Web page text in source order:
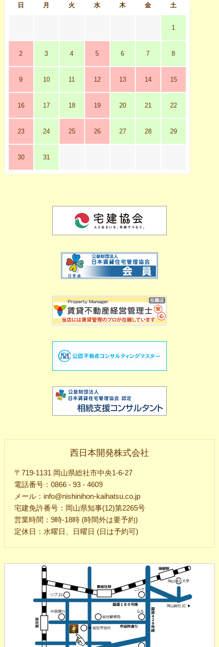
日 月 火 水 木 金 土
1
2 3 4 5 6 7 8
9 10 11 12 13 14 15
16 17 18 19 20 21 22
23 24 25 26 27 28 29
30 31
西日本開発株式会社
〒719-1131 岡山県総社市中央1-6-27
電話番号：0866 - 93 - 4609
メール：info@nishinihon-kaihatsu.co.jp
宅建免許番号：岡山県知事(12)第2265号
営業時間：9時-18時 (時間外は要予約)
定休日：水曜日、日曜日 (日は予約可)